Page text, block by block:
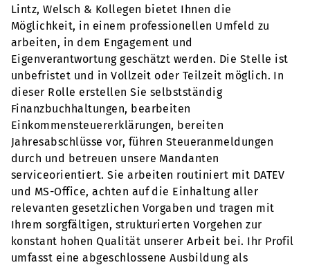
Lintz, Welsch & Kollegen bietet Ihnen die
Möglichkeit, in einem professionellen Umfeld zu
arbeiten, in dem Engagement und
Eigenverantwortung geschätzt werden. Die Stelle ist
unbefristet und in Vollzeit oder Teilzeit möglich. In
dieser Rolle erstellen Sie selbstständig
Finanzbuchhaltungen, bearbeiten
Einkommensteuererklärungen, bereiten
Jahresabschlüsse vor, führen Steueranmeldungen
durch und betreuen unsere Mandanten
serviceorientiert. Sie arbeiten routiniert mit DATEV
und MS-Office, achten auf die Einhaltung aller
relevanten gesetzlichen Vorgaben und tragen mit
Ihrem sorgfältigen, strukturierten Vorgehen zur
konstant hohen Qualität unserer Arbeit bei. Ihr Profil
umfasst eine abgeschlossene Ausbildung als